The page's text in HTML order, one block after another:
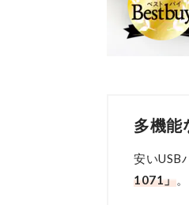
多機能
安いUSB
1071」。